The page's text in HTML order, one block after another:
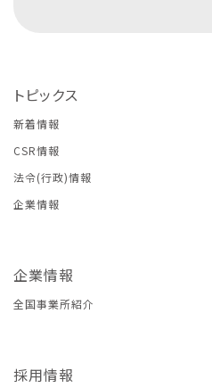
トピックス
新着情報
CSR情報
法令(行政)情報
企業情報
企業情報
全国事業所紹介
採用情報